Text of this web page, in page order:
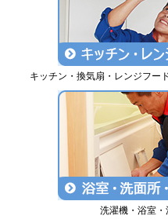
キッチン・換気扇・レンジフー
洗濯機・浴室